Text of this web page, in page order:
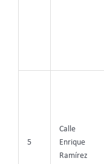
5
Calle
Enrique
Ramírez